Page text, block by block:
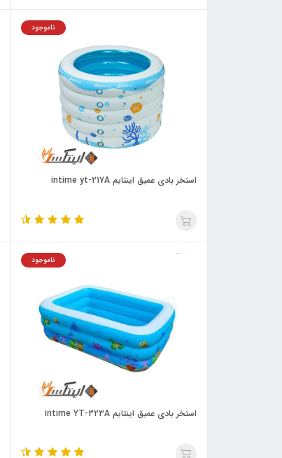
ناموجود
استخر بادی عمیق اینتایم intime yt-217A
ناموجود
استخر بادی عمیق اینتایم intime YT-323A